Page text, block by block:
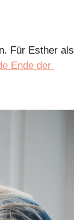
Für Esther als
Ende der